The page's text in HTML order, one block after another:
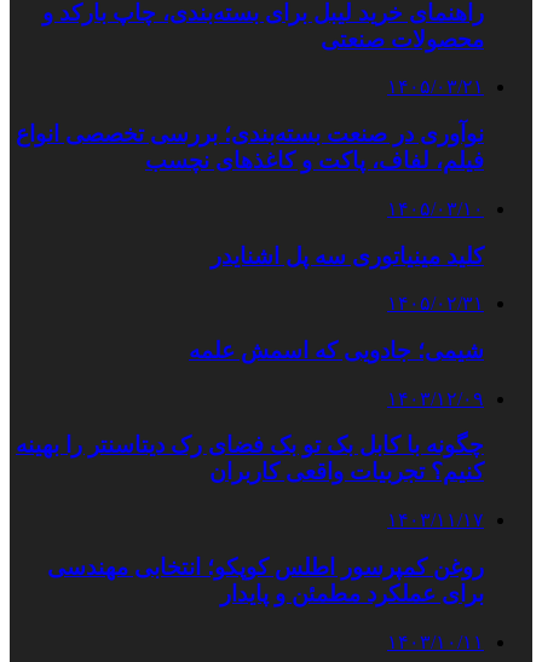
راهنمای خرید لیبل برای بسته‌بندی، چاپ بارکد و
محصولات صنعتی
۱۴۰۵/۰۳/۲۱
نوآوری در صنعت بسته‌بندی؛ بررسی تخصصی انواع
فیلم، لفاف، پاکت و کاغذهای نچسب
۱۴۰۵/۰۳/۱۰
کلید مینیاتوری سه پل اشنایدر
۱۴۰۵/۰۲/۳۱
شیمی؛ جادویی که اسمش علمه
۱۴۰۳/۱۲/۰۹
چگونه با کابل بک تو بک فضای رک دیتاسنتر را بهینه
کنیم؟ تجربیات واقعی کاربران
۱۴۰۳/۱۱/۱۷
روغن کمپرسور اطلس کوپکو؛ انتخابی مهندسی
برای عملکرد مطمئن و پایدار
۱۴۰۳/۱۰/۱۱